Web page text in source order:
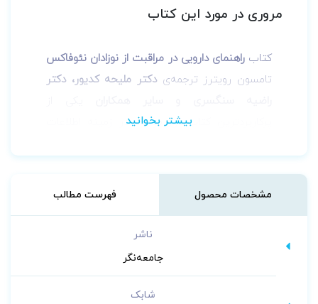
مروری در مورد این کتاب
کتابراهنمای دارویی در مراقبت از نوزادان نئوفاکس
تامسون رویترز ترجمه‌ی دکتر ملیحه کدیور، دکتر
پرکاربردترین کتاب‌های موجود در زمینه اطلاعات
استفاده قرار نمی گیرد. بدین جهت این مجموعه
تدوین شد تا ضمن کمک موثرتر به نوزادان از
عوارض دارویی حتی الامکان پیشگیری کند.
مشخصات محصول فهرست مطالب
ناشر
جامعه‌نگر
شابک